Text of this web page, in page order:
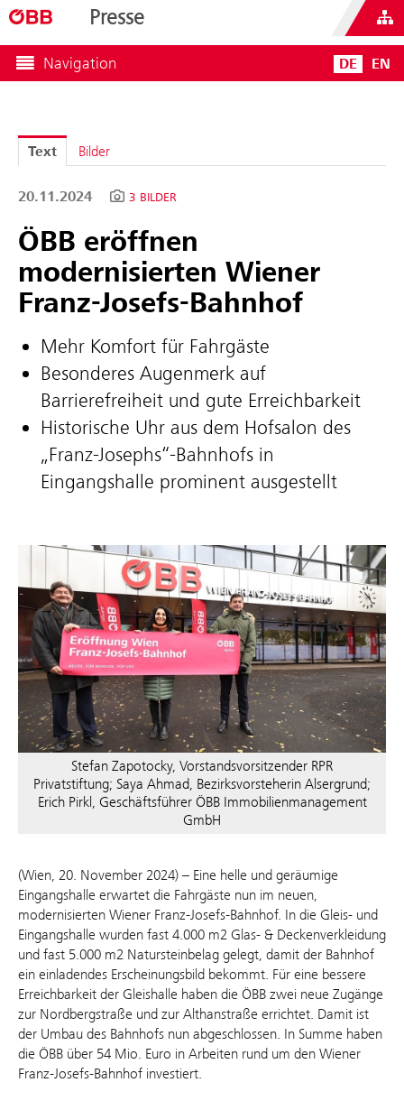
Presse
Navigation DE EN
Text Bilder
20.11.2024 3 BILDER
ÖBB eröffnen
modernisierten Wiener
Franz-Josefs-Bahnhof
Mehr Komfort für Fahrgäste
Besonderes Augenmerk auf
Barrierefreiheit und gute Erreichbarkeit
Historische Uhr aus dem Hofsalon des
„Franz-Josephs“-Bahnhofs in
Eingangshalle prominent ausgestellt
Stefan Zapotocky, Vorstandsvorsitzender RPR
Privatstiftung; Saya Ahmad, Bezirksvorsteherin Alsergrund;
Erich Pirkl, Geschäftsführer ÖBB Immobilienmanagement
GmbH
(Wien, 20. November 2024) – Eine helle und geräumige
Eingangshalle erwartet die Fahrgäste nun im neuen,
modernisierten Wiener Franz-Josefs-Bahnhof. In die Gleis- und
Eingangshalle wurden fast 4.000 m2 Glas- & Deckenverkleidung
und fast 5.000 m2 Natursteinbelag gelegt, damit der Bahnhof
ein einladendes Erscheinungsbild bekommt. Für eine bessere
Erreichbarkeit der Gleishalle haben die ÖBB zwei neue Zugänge
zur Nordbergstraße und zur Althanstraße errichtet. Damit ist
der Umbau des Bahnhofs nun abgeschlossen. In Summe haben
die ÖBB über 54 Mio. Euro in Arbeiten rund um den Wiener
Franz-Josefs-Bahnhof investiert.